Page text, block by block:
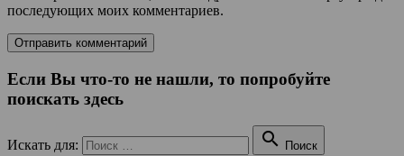
последующих моих комментариев.
Если Вы что-то не нашли, то попробуйте
поискать здесь
Искать для:  Поиск